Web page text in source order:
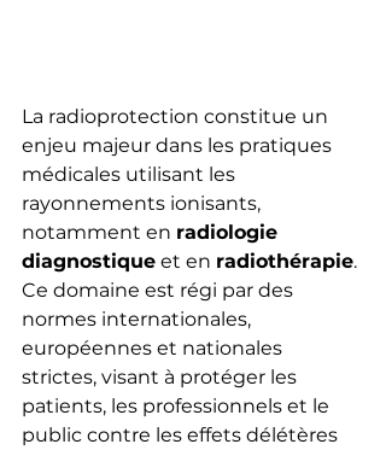
La radioprotection constitue un
enjeu majeur dans les pratiques
médicales utilisant les
rayonnements ionisants,
notamment en radiologie
diagnostique et en radiothérapie.
Ce domaine est régi par des
normes internationales,
européennes et nationales
strictes, visant à protéger les
patients, les professionnels et le
public contre les effets délétères